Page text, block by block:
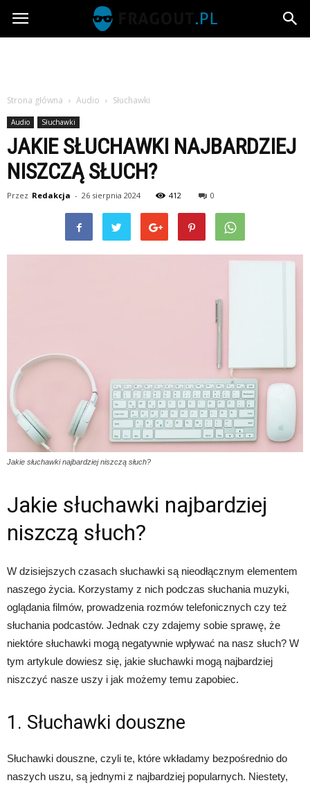
Fragout.pl
Strona główna Audio Słuchawki
Audio Słuchawki
JAKIE SŁUCHAWKI NAJBARDZIEJ
NISZCZĄ SŁUCH?
Przez Redakcja - 26 sierpnia 2024 412 0
Jakie słuchawki najbardziej niszczą słuch?
Jakie słuchawki najbardziej
niszczą słuch?
W dzisiejszych czasach słuchawki są nieodłącznym elementem
naszego życia. Korzystamy z nich podczas słuchania muzyki,
oglądania filmów, prowadzenia rozmów telefonicznych czy też
słuchania podcastów. Jednak czy zdajemy sobie sprawę, że
niektóre słuchawki mogą negatywnie wpływać na nasz słuch? W
tym artykule dowiesz się, jakie słuchawki mogą najbardziej
niszczyć nasze uszy i jak możemy temu zapobiec.
1. Słuchawki douszne
Słuchawki douszne, czyli te, które wkładamy bezpośrednio do
naszych uszu, są jednymi z najbardziej popularnych. Niestety,